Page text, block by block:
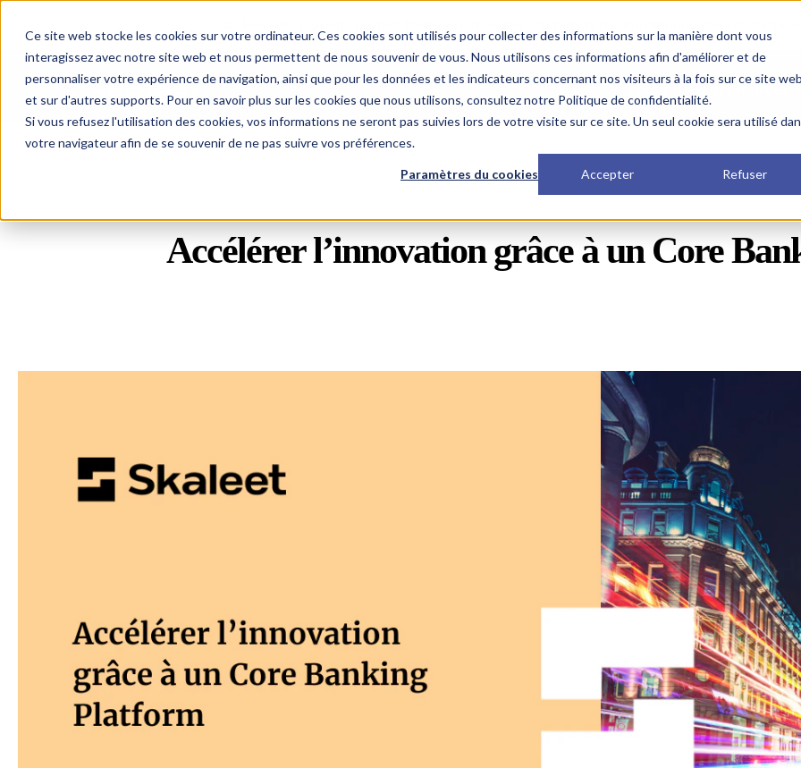
Ce site web stocke les cookies sur votre ordinateur. Ces cookies sont utilisés pour collecter des informations sur la manière dont vous
interagissez avec notre site web et nous permettent de nous souvenir de vous. Nous utilisons ces informations afin d'améliorer et de
personnaliser votre expérience de navigation, ainsi que pour les données et les indicateurs concernant nos visiteurs à la fois sur ce site
et sur d'autres supports. Pour en savoir plus sur les cookies que nous utilisons, consultez notre Politique de confidentialité.
Si vous refusez l'utilisation des cookies, vos informations ne seront pas suivies lors de votre visite sur ce site. Un seul cookie sera utilisé
votre navigateur afin de se souvenir de ne pas suivre vos préférences.
Paramètres du cookies Accepter Refuser
Skaleet Solutions Ressources
Accélérer l’innovationgrâce à un Core